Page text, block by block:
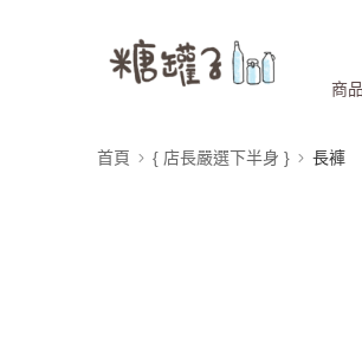
商
首頁 { 店長嚴選下半身 } 長褲